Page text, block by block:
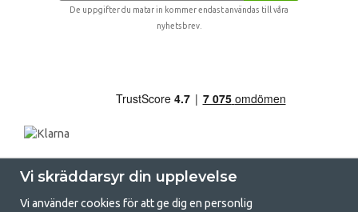
De uppgifter du matar in kommer endast användas till våra
nyhetsbrev.
Vi skräddarsyr din upplevelse
Vi använder cookies för att ge dig en personlig